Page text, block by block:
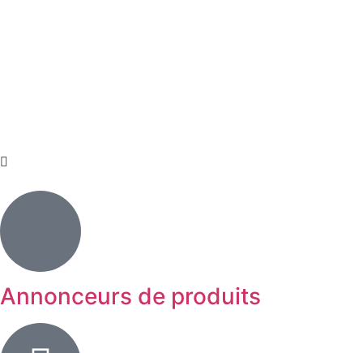
Annonceurs de produits